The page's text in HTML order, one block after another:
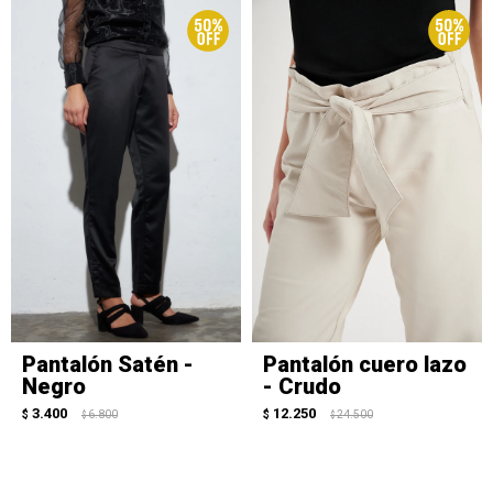
Pantalón Satén -
Negro
$ 3.400 $ 6.800
Pantalón cuero lazo
- Crudo
$ 12.250 $ 24.500